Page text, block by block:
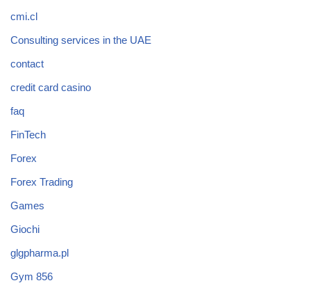
cmi.cl
Consulting services in the UAE
contact
credit card casino
faq
FinTech
Forex
Forex Trading
Games
Giochi
glgpharma.pl
Gym 856